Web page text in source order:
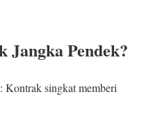
Jangka Pendek?
: Kontrak singkat memberi